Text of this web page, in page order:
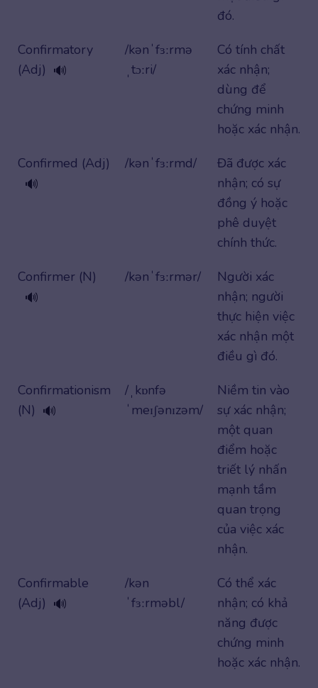
đó.
Confirmatory
(Adj) 🔊
/kənˈfɜːrmə
ˌtɔːri/
Có tính chất
xác nhận;
dùng để
chứng minh
hoặc xác nhận.
Confirmed (Adj)
🔊
/kənˈfɜːrmd/
Đã được xác
nhận; có sự
đồng ý hoặc
phê duyệt
chính thức.
Confirmer (N)
🔊
/kənˈfɜːrmər/
Người xác
nhận; người
thực hiện việc
xác nhận một
điều gì đó.
Confirmationism
(N) 🔊
/ˌkɒnfə
ˈmeɪʃənɪzəm/
Niềm tin vào
sự xác nhận;
một quan
điểm hoặc
triết lý nhấn
mạnh tầm
quan trọng
của việc xác
nhận.
Confirmable
(Adj) 🔊
/kən
ˈfɜːrməbl/
Có thể xác
nhận; có khả
năng được
chứng minh
hoặc xác nhận.